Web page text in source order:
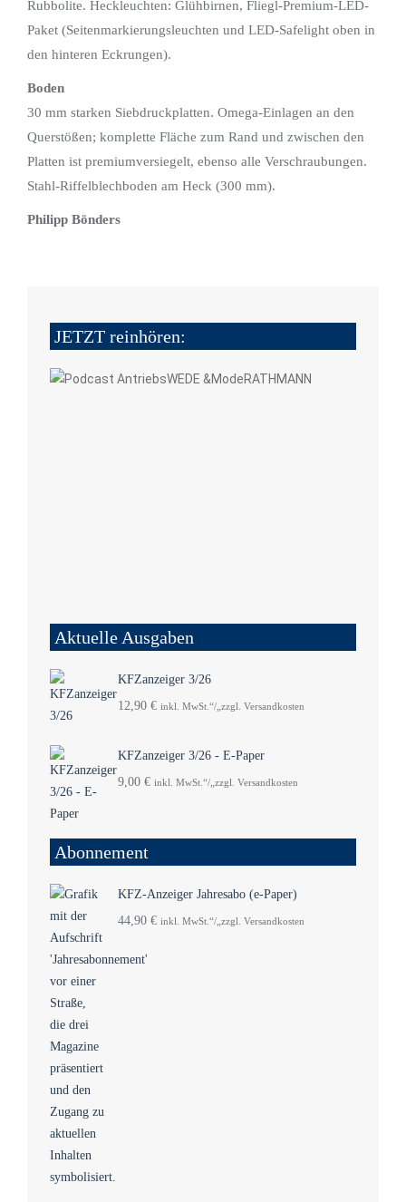
Rubbolite. Heckleuchten: Glühbirnen, Fliegl-Premium-LED-
Paket (Seitenmarkierungsleuchten und LED-Safelight oben in
den hinteren Eckrungen).
Boden
30 mm starken Siebdruckplatten. Omega-Einlagen an den
Querstößen; komplette Fläche zum Rand und zwischen den
Platten ist premiumversiegelt, ebenso alle Verschraubungen.
Stahl-Riffelblechboden am Heck (300 mm).
Philipp Bönders
JETZT reinhören:
Aktuelle Ausgaben
KFZanzeiger 3/26
12,90 € inkl. MwSt.“/„zzgl. Versandkosten
KFZanzeiger 3/26 - E-Paper
9,00 € inkl. MwSt.“/„zzgl. Versandkosten
Abonnement
KFZ-Anzeiger Jahresabo (e-Paper)
44,90 € inkl. MwSt.“/„zzgl. Versandkosten